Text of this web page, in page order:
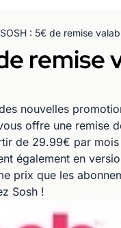
nouvelles
offre une
de 29.99€ par
également en
prix que les
Sosh !